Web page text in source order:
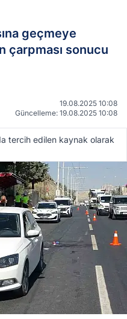
geçmeye
çarpması sonucu
19.08.2025 10:08
Güncelleme: 19.08.2025 10:08
tercih edilen kaynak olarak